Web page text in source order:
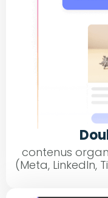
contenus
(Meta, LinkedIn,